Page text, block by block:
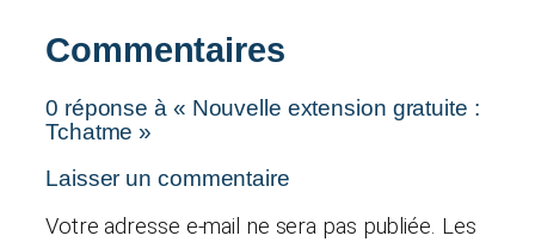
Commentaires
0 réponse à « Nouvelle extension gratuite :
Tchatme »
Laisser un commentaire
Votre adresse e-mail ne sera pas publiée. Les